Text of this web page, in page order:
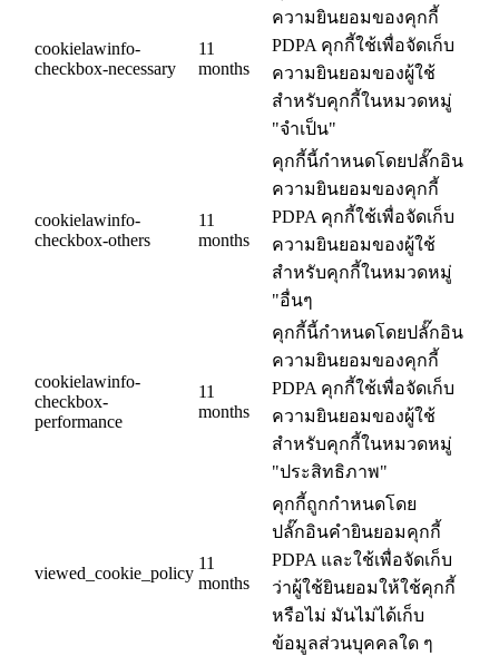
cookielawinfo-
checkbox-necessary
11
months
ความยินยอมของคุกกี้
PDPA คุกกี้ใช้เพื่อจัดเก็บ
ความยินยอมของผู้ใช้
สำหรับคุกกี้ในหมวดหมู่
"จำเป็น"
cookielawinfo-
checkbox-others
11
months
คุกกี้นี้กำหนดโดยปลั๊กอิน
ความยินยอมของคุกกี้
PDPA คุกกี้ใช้เพื่อจัดเก็บ
ความยินยอมของผู้ใช้
สำหรับคุกกี้ในหมวดหมู่
"อื่นๆ
cookielawinfo-
checkbox-
performance
11
months
คุกกี้นี้กำหนดโดยปลั๊กอิน
ความยินยอมของคุกกี้
PDPA คุกกี้ใช้เพื่อจัดเก็บ
ความยินยอมของผู้ใช้
สำหรับคุกกี้ในหมวดหมู่
"ประสิทธิภาพ"
viewed_cookie_policy
11
months
คุกกี้ถูกกำหนดโดย
ปลั๊กอินคำยินยอมคุกกี้
PDPA และใช้เพื่อจัดเก็บ
ว่าผู้ใช้ยินยอมให้ใช้คุกกี้
หรือไม่ มันไม่ได้เก็บ
ข้อมูลส่วนบุคคลใด ๆ